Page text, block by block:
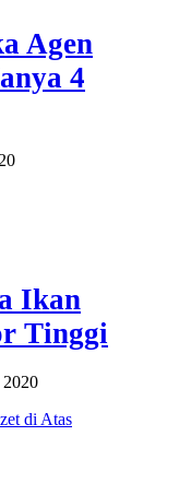
Agen
4
Ikan
Tinggi
2020